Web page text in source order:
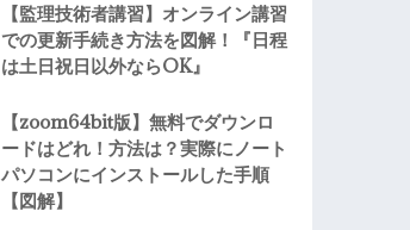
【監理技術者講習】オンライン講習
での更新手続き方法を図解！『日程
は土日祝日以外ならOK』
【zoom64bit版】無料でダウンロ
ードはどれ！方法は？実際にノート
パソコンにインストールした手順
【図解】